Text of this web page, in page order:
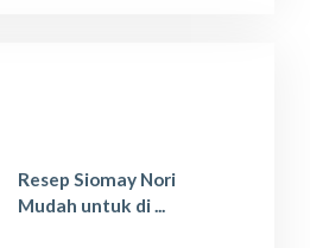
Resep Siomay Nori
Mudah untuk di ...